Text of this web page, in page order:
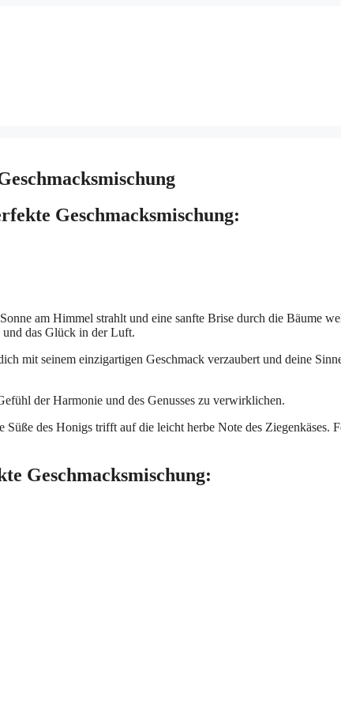
Geschmacksmischung:
am Himmel strahlt und eine sanfte Brise durch die Bäume
und das Glück in der Luft.
mit seinem einzigartigen Geschmack verzaubert und deine
der Harmonie und des Genusses zu verwirklichen.
des Honigs trifft auf die leicht herbe Note des Ziegenkäses.
Geschmacksmischung: